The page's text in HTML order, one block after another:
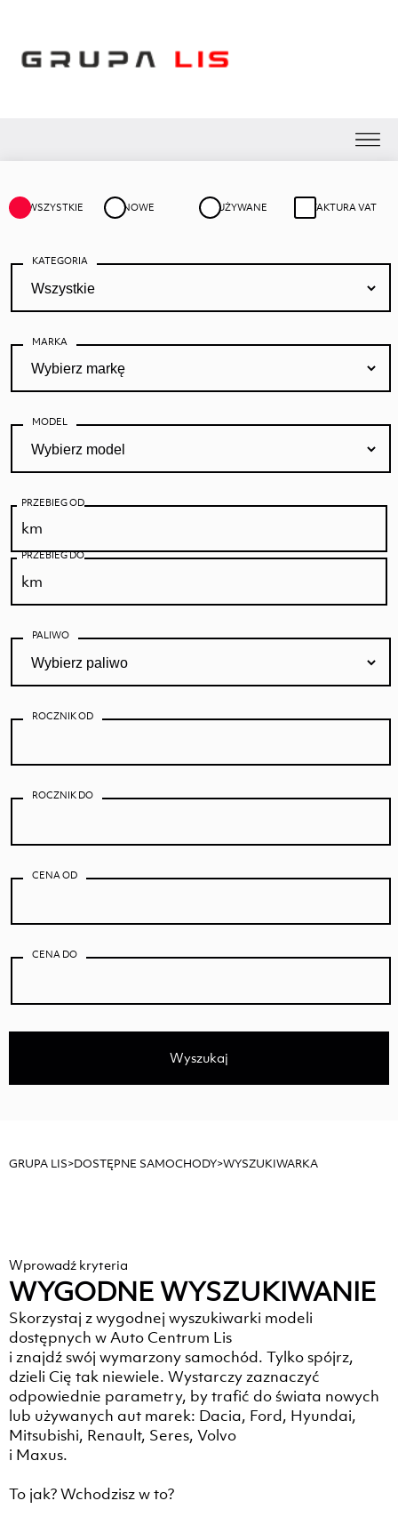
WSZYSTKIE NOWE UŻYWANE FAKTURA VAT
KATEGORIA
MARKA
MODEL
PRZEBIEG OD
PRZEBIEG DO
PALIWO
ROCZNIK OD
ROCZNIK DO
CENA OD
CENA DO
Wyszukaj
GRUPA LIS>DOSTĘPNE SAMOCHODY>WYSZUKIWARKA
Wprowadź kryteria
WYGODNE WYSZUKIWANIE
Skorzystaj z wygodnej wyszukiwarki modeli
dostępnych w Auto Centrum Lis
i znajdź swój wymarzony samochód. Tylko spójrz,
dzieli Cię tak niewiele. Wystarczy zaznaczyć
odpowiednie parametry, by trafić do świata nowych
lub używanych aut marek: Dacia, Ford, Hyundai,
Mitsubishi, Renault, Seres, Volvo
i Maxus.
To jak? Wchodzisz w to?